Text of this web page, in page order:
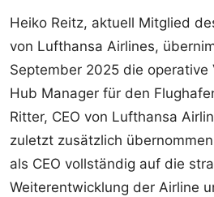
Heiko Reitz, aktuell Mitglied
von Lufthansa Airlines,
September 2025 die operative
Hub Manager für den
Ritter, CEO von Lufthansa
zuletzt zusätzlich
als CEO vollständig auf die
Weiterentwicklung der Airline